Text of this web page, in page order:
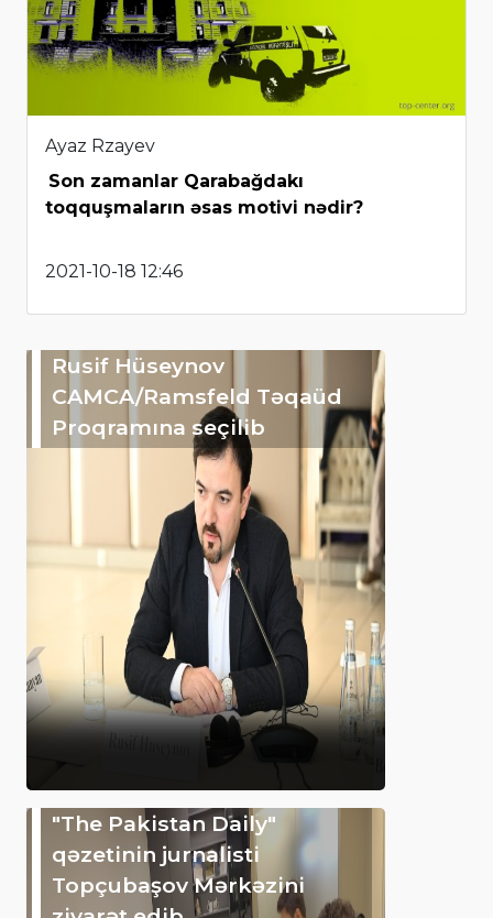
Ayaz Rzayev
Son zamanlar Qarabağdakı
toqquşmaların əsas motivi nədir?
2021-10-18 12:46
Rusif Hüseynov
CAMCA/Ramsfeld Təqaüd
Proqramına seçilib
"The Pakistan Daily"
qəzetinin jurnalisti
Topçubaşov Mərkəzini